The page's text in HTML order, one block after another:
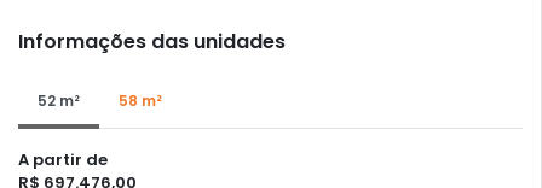
Informações das unidades
52 m² 58 m²
A partir de
R$ 697.476,00